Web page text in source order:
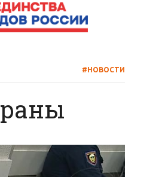
#НОВОСТИ